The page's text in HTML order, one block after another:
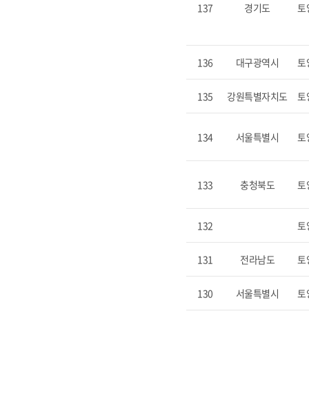
137 경기도 토
136 대구광역시 토
135 강원특별자치도 토
134 서울특별시 토
133 충청북도 토
132 토
131 전라남도 토
130 서울특별시 토